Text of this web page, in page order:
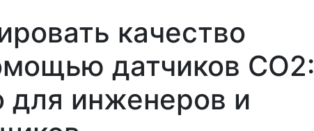
качество
датчиков CO2:
для инженеров и